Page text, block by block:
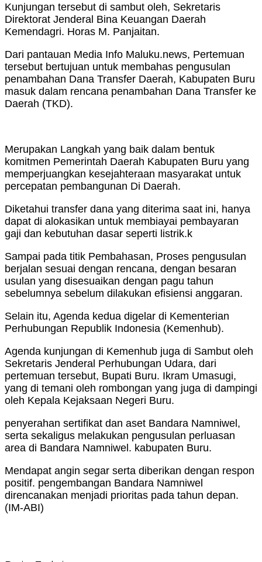
Kunjungan tersebut di sambut oleh, Sekretaris
Direktorat Jenderal Bina Keuangan Daerah
Kemendagri. Horas M. Panjaitan.
Dari pantauan Media Info Maluku.news, Pertemuan
tersebut bertujuan untuk membahas pengusulan
penambahan Dana Transfer Daerah, Kabupaten Buru
masuk dalam rencana penambahan Dana Transfer ke
Daerah (TKD).
Merupakan Langkah yang baik dalam bentuk
komitmen Pemerintah Daerah Kabupaten Buru yang
memperjuangkan kesejahteraan masyarakat untuk
percepatan pembangunan Di Daerah.
Diketahui transfer dana yang diterima saat ini, hanya
dapat di alokasikan untuk membiayai pembayaran
gaji dan kebutuhan dasar seperti listrik.k
Sampai pada titik Pembahasan, Proses pengusulan
berjalan sesuai dengan rencana, dengan besaran
usulan yang disesuaikan dengan pagu tahun
sebelumnya sebelum dilakukan efisiensi anggaran.
Selain itu, Agenda kedua digelar di Kementerian
Perhubungan Republik Indonesia (Kemenhub).
Agenda kunjungan di Kemenhub juga di Sambut oleh
Sekretaris Jenderal Perhubungan Udara, dari
pertemuan tersebut, Bupati Buru. Ikram Umasugi,
yang di temani oleh rombongan yang juga di dampingi
oleh Kepala Kejaksaan Negeri Buru.
penyerahan sertifikat dan aset Bandara Namniwel,
serta sekaligus melakukan pengusulan perluasan
area di Bandara Namniwel. kabupaten Buru.
Mendapat angin segar serta diberikan dengan respon
positif. pengembangan Bandara Namniwel
direncanakan menjadi prioritas pada tahun depan.
(IM-ABI)